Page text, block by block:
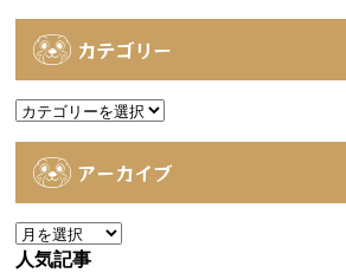
カテゴリー
カ
アーカイブ
ア
ー
人気記事